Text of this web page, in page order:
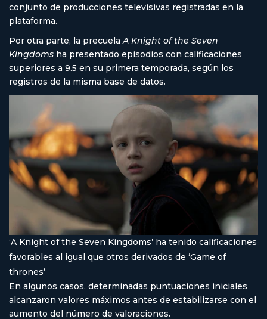
conjunto de producciones televisivas registradas en la
plataforma.
Por otra parte, la precuela A Knight of the Seven
Kingdoms ha presentado episodios con calificaciones
superiores a 9.5 en su primera temporada, según los
registros de la misma base de datos.
‘A Knight of the Seven Kingdoms’ ha tenido calificaciones
favorables al igual que otros derivados de ‘Game of
thrones’
En algunos casos, determinadas puntuaciones iniciales
alcanzaron valores máximos antes de estabilizarse con el
aumento del número de valoraciones.